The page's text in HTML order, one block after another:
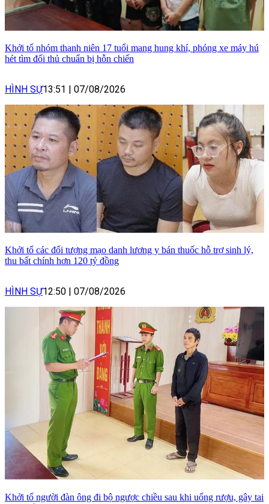
Khởi tố nhóm thanh niên 17 tuổi mang hung khí, phóng xe máy hú
hét tìm đối thủ chuẩn bị hỗn chiến
HÌNH SỰ13:51 07/08/2026
Khởi tố các đối tượng mạo danh lương y bán thuốc hỗ trợ sinh lý,
thu bất chính hơn 120 tỷ đồng
HÌNH SỰ12:50 | 07/08/2026
Khởi tố người đàn ông đi bộ ngược chiều sau khi uống rượu, gây tai